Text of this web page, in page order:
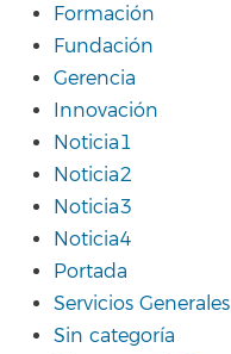
Formación
Fundación
Gerencia
Innovación
Noticia1
Noticia2
Noticia3
Noticia4
Portada
Servicios Generales
Sin categoría